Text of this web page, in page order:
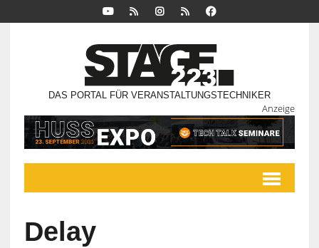
DAS PORTAL FÜR VERANSTALTUNGSTECHNIKER
Anzeige
Delay